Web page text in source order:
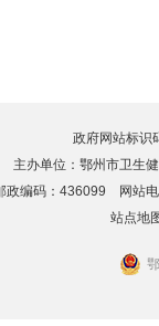
政府网站标识
主办单位：鄂州市卫生
政编码：436099 网站
站点地